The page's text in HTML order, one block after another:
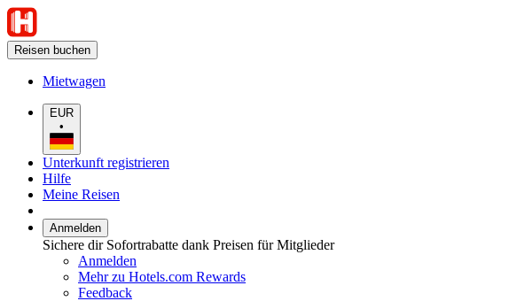
Reisen buchen
Mietwagen
EUR
•
Unterkunft registrieren
Hilfe
Meine Reisen
Anmelden
Sichere dir Sofortrabatte dank Preisen für Mitglieder
Anmelden
Mehr zu Hotels.com Rewards
Feedback